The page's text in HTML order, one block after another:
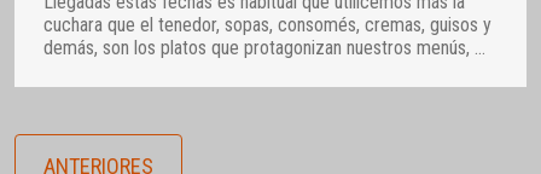
cuchara que el tenedor, sopas, consomés, cremas, guisos y
demás, son los platos que protagonizan nuestros menús,
ANTERIORES